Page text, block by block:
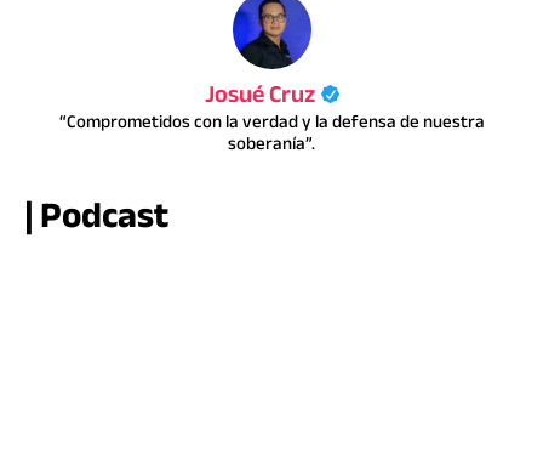
Josué Cruz
“Comprometidos con la verdad y la defensa de nuestra
soberanía”.
| Podcast